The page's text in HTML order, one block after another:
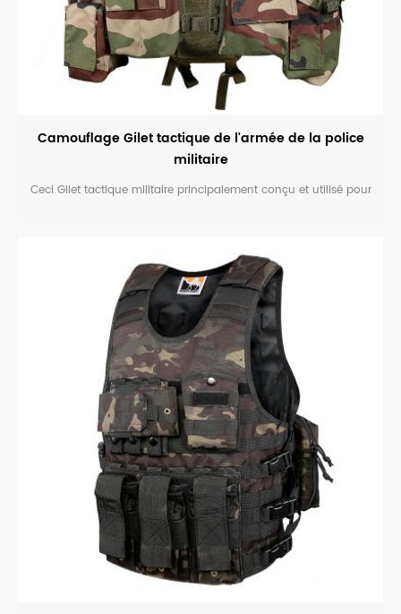
Camouflage Gilet tactique de l'armée de la police
militaire
Ceci Gilet tactique militaire principalement conçu et utilisé pour